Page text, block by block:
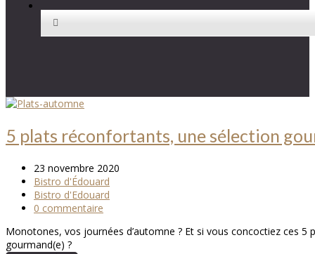
5 plats réconfortants, une sélection
23 novembre 2020
Bistro d'Édouard
Bistro d'Edouard
0 commentaire
Monotones, vos journées d’automne ? Et si vous concoctiez ces
gourmand(e) ?